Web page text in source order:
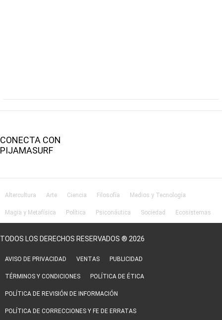
CONECTA CON
PIJAMASURF
Altercultura Arte Ciencia Filosofía Medios y Tecnología
Magia y Metafísica Política Psiconáutica Sociedad Ecosistemas
TODOS LOS DERECHOS RESERVADOS ® 2026
AVISO DE PRIVACIDAD VENTAS PUBLICIDAD
TÉRMINOS Y CONDICIONES POLÍTICA DE ÉTICA
POLÍTICA DE REVISIÓN DE INFORMACIÓN
POLÍTICA DE CORRECCIONES Y FE DE ERRATAS